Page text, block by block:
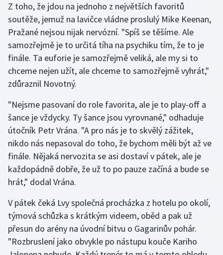
Rychlostní kanoistika
Short track
Sportovní střelba
Stolní tenis
Triatlon
Veslování
Vodní slalom
Volejbal
Ostatní
Z toho, že jdou na jednoho z největších favoritů
soutěže, jemuž na lavičce vládne proslulý Mike Keenan,
Pražané nejsou nijak nervózní. "Spíš se těšíme. Ale
samozřejmě je to určitá tíha na psychiku tím, že to je
finále. Ta euforie je samozřejmě veliká, ale my si to
chceme nejen užít, ale chceme to samozřejmě vyhrát,"
zdůraznil Novotný.
"Nejsme pasovaní do role favorita, ale je to play-off a
šance je vždycky. Ty šance jsou vyrovnané," odhaduje
útočník Petr Vrána. "A pro nás je to skvělý zážitek,
nikdo nás nepasoval do toho, že bychom měli být až ve
finále. Nějaká nervozita se asi dostaví v pátek, ale je
každopádně dobře, že už to po pauze začíná a bude se
hrát," dodal Vrána.
V pátek čeká Lvy společná procházka z hotelu po okolí,
týmová schůzka s krátkým videem, oběd a pak už
přesun do arény na úvodní bitvu o Gagarinův pohár.
"Rozbruslení jako obvykle po nástupu kouče Kariho